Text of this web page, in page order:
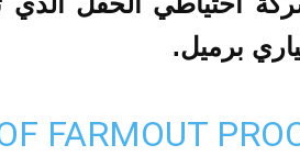
برميل.
FARMOUT